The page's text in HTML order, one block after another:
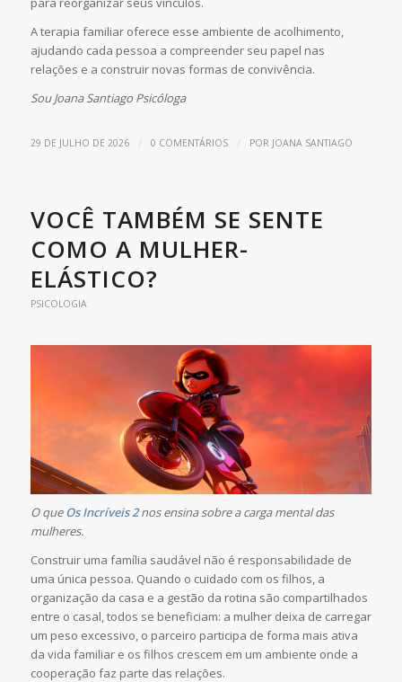
A terapia familiar oferece esse ambiente de acolhimento,
ajudando cada pessoa a compreender seu papel nas
relações e a construir novas formas de convivência.
Sou Joana Santiago Psicóloga
29 DE JULHO DE 2026 / 0 COMENTÁRIOS / POR JOANA SANTIAGO
VOCÊ TAMBÉM SE SENTE
COMO A MULHER-
ELÁSTICO?
PSICOLOGIA
O queOs Incríveis 2nos ensina sobre a carga mental das
mulheres.
Construir uma família saudável não é responsabilidade de
uma única pessoa. Quando o cuidado com os filhos, a
organização da casa e a gestão da rotina são compartilhados
entre o casal, todos se beneficiam: a mulher deixa de carregar
um peso excessivo, o parceiro participa de forma mais ativa
da vida familiar e os filhos crescem em um ambiente onde a
cooperação faz parte das relações.